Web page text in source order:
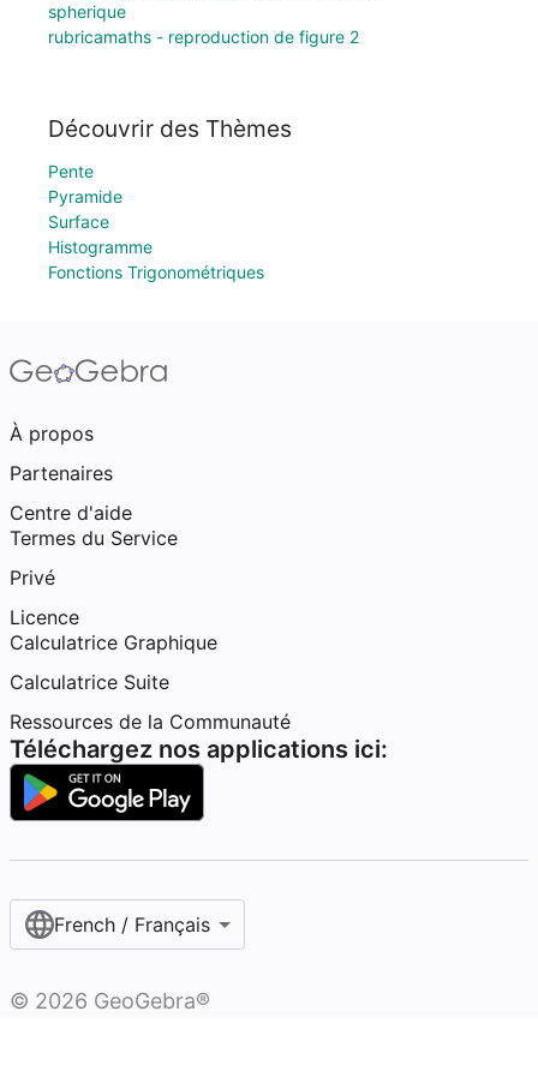
spherique
rubricamaths - reproduction de figure 2
Découvrir des Thèmes
Pente
Pyramide
Surface
Histogramme
Fonctions Trigonométriques
À propos
Partenaires
Centre d'aide
Termes du Service
Privé
Licence
Calculatrice Graphique
Calculatrice Suite
Ressources de la Communauté
Téléchargez nos applications ici:
French / Français‎
© 2026 GeoGebra®